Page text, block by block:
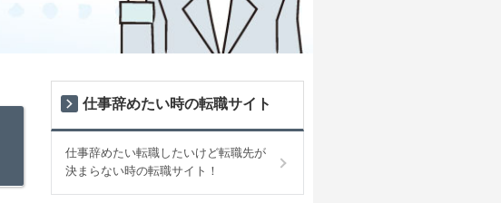
仕事辞めたい時の転職サイト
仕事辞めたい転職したいけど転職先が
決まらない時の転職サイト！